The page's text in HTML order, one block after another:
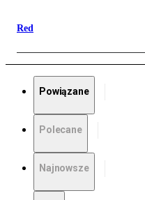
Red
Powiązane
Polecane
Najnowsze